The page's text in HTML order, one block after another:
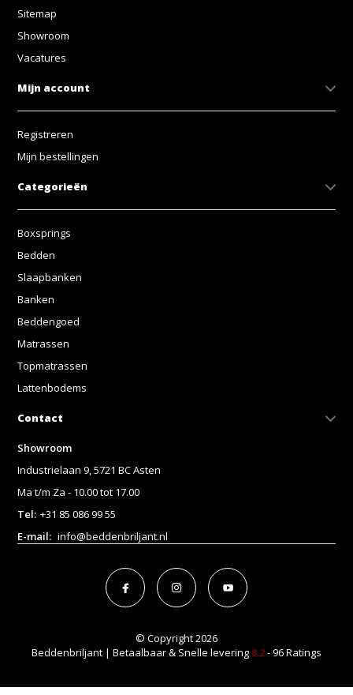
Sitemap
Showroom
Vacatures
Mijn account
Registreren
Mijn bestellingen
Categorieën
Boxsprings
Bedden
Slaapbanken
Banken
Beddengoed
Matrassen
Topmatrassen
Lattenbodems
Contact
Showroom
Industrielaan 9, 5721 BC Asten
Ma t/m Za - 10.00 tot 17.00
Tel: +31 85 086 99 55
E-mail: info@beddenbriljant.nl
© Copyright 2026
Beddenbriljant | Betaalbaar & Snelle levering 8.2- 96 Ratings